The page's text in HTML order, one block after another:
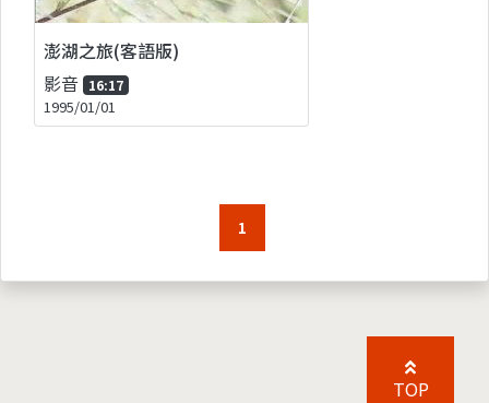
澎湖之旅(客語版)
影音 16:17
1995/01/01
1
TOP